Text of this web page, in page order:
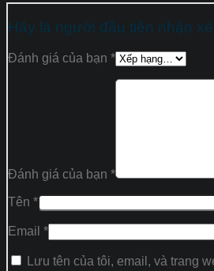
Hãy là người đầu tiên nhận
Đánh giá của bạn *
Đánh giá của bạn *
Tên *
Email *
Lưu tên của tôi, email, và trang